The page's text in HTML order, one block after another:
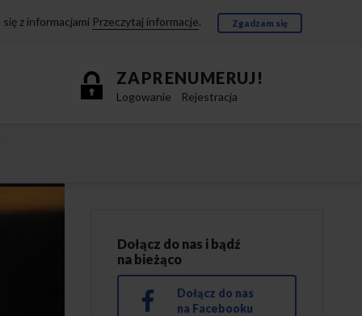
z informacjami Przeczytaj informacje. Zgadzam się
ZAPRENUMERUJ!
Logowanie Rejestracja
Dołącz do nas i bądź
na bieżąco
Dołącz do nas
na Facebooku